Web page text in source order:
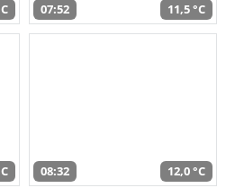
07:52 11,5 °C
08:32 12,0 °C